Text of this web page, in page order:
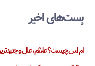
پست‌های اخیر
ام اس چیست؟ علائم، علل و